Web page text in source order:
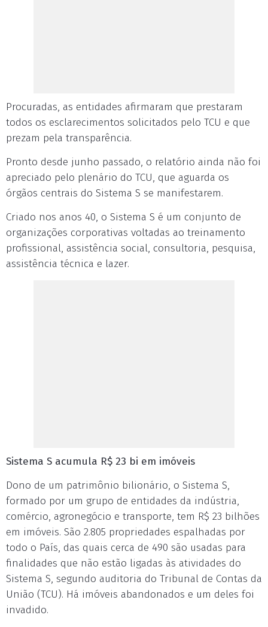
Procuradas, as entidades afirmaram que prestaram
todos os esclarecimentos solicitados pelo TCU e que
prezam pela transparência.
Pronto desde junho passado, o relatório ainda não foi
apreciado pelo plenário do TCU, que aguarda os
órgãos centrais do Sistema S se manifestarem.
Criado nos anos 40, o Sistema S é um conjunto de
organizações corporativas voltadas ao treinamento
profissional, assistência social, consultoria, pesquisa,
assistência técnica e lazer.
Sistema S acumula R$ 23 bi em imóveis
Dono de um patrimônio bilionário, o Sistema S,
formado por um grupo de entidades da indústria,
comércio, agronegócio e transporte, tem R$ 23 bilhões
em imóveis. São 2.805 propriedades espalhadas por
todo o País, das quais cerca de 490 são usadas para
finalidades que não estão ligadas às atividades do
Sistema S, segundo auditoria do Tribunal de Contas da
União (TCU). Há imóveis abandonados e um deles foi
invadido.